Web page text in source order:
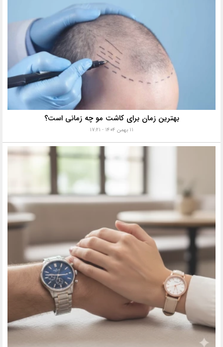
بهترین زمان برای کاشت مو چه زمانی است؟
۱۱ بهمن ۱۴۰۴ - ۱۷:۲۱